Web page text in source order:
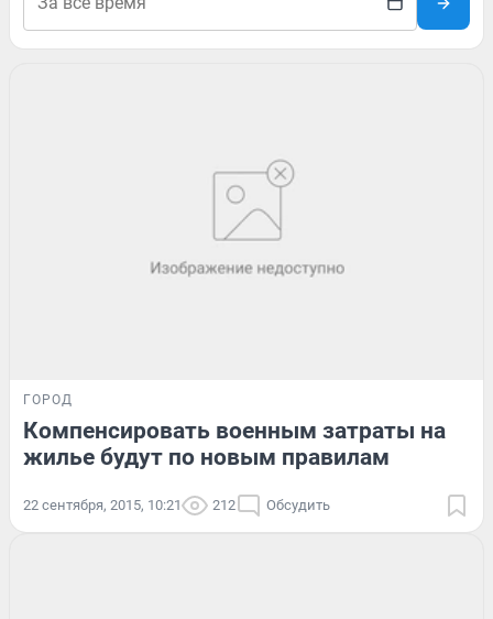
ГОРОД
Компенсировать военным затраты на
жилье будут по новым правилам
22 сентября, 2015, 10:21 212 Обсудить